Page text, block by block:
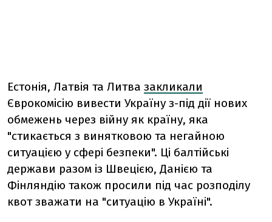
Естонія, Латвія та Литва закликали
Єврокомісію вивести Україну з-під дії нових
обмежень через війну як країну, яка
"стикається з винятковою та негайною
ситуацією у сфері безпеки". Ці балтійські
держави разом із Швецією, Данією та
Фінляндію також просили під час розподілу
квот зважати на "ситуацію в Україні".